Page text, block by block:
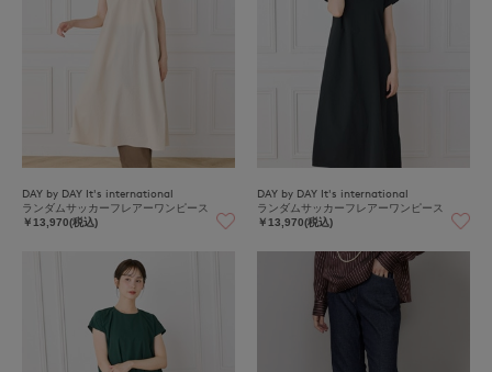
DAY by DAY It's international
ランダムサッカーフレアーワンピース
￥13,970(税込)
DAY by DAY It's international
ランダムサッカーフレアーワンピース
￥13,970(税込)